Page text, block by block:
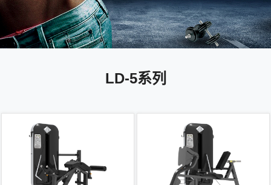
LD-5系列